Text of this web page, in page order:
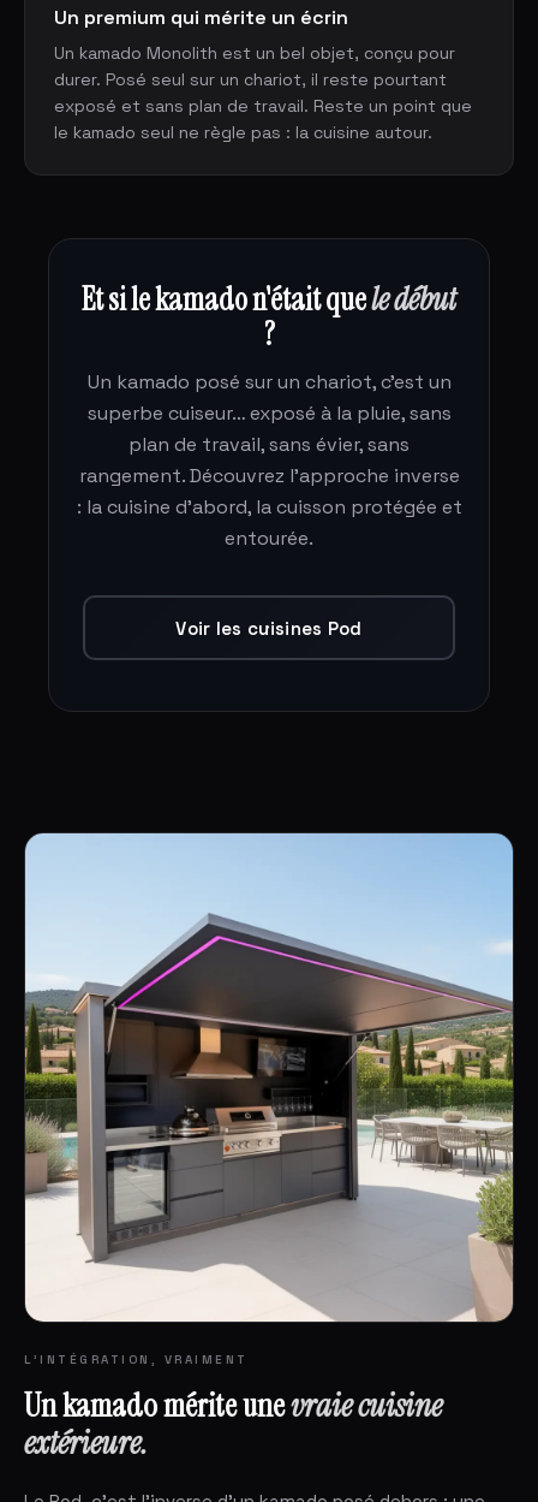
Un premium qui mérite un écrin
Un kamado Monolith est un bel objet, conçu pour
durer. Posé seul sur un chariot, il reste pourtant
exposé et sans plan de travail. Reste un point que
le kamado seul ne règle pas : la cuisine autour.
Et si le kamado n'était quele début
?
Un kamado posé sur un chariot, c'est un
superbe cuiseur… exposé à la pluie, sans
plan de travail, sans évier, sans
rangement. Découvrez l'approche inverse
: la cuisine d'abord, la cuisson protégée et
entourée.
Voir les cuisines Pod
L'INTÉGRATION, VRAIMENT
Un kamado mérite unevraie cuisine
extérieure.